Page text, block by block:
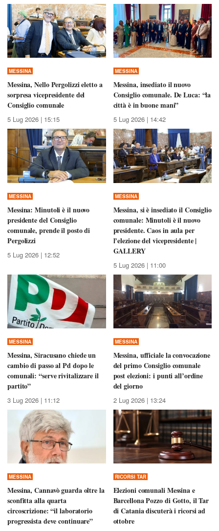
MESSINA
Messina, Nello Pergolizzi eletto a
sorpresa vicepresidente del
Consiglio comunale
5 Lug 2026 | 15:15
MESSINA
Messina, insediato il nuovo
Consiglio comunale. De Luca: “la
città è in buone mani”
5 Lug 2026 | 14:42
MESSINA
Messina: Minutoli è il nuovo
presidente del Consiglio
comunale, prende il posto di
Pergolizzi
5 Lug 2026 | 12:52
MESSINA
Messina, si è insediato il Consiglio
comunale: Minutoli è il nuovo
presidente. Caos in aula per
l’elezione del vicepresidente |
GALLERY
5 Lug 2026 | 11:00
MESSINA
Messina, Siracusano chiede un
cambio di passo al Pd dopo le
comunali: “serve rivitalizzare il
partito”
3 Lug 2026 | 11:12
MESSINA
Messina, ufficiale la convocazione
del primo Consiglio comunale
post elezioni: i punti all’ordine
del giorno
2 Lug 2026 | 13:24
MESSINA
Messina, Cannavò guarda oltre la
sconfitta alla quarta
circoscrizione: “il laboratorio
progressista deve continuare”
RICORSI TAR
Elezioni comunali Messina e
Barcellona Pozzo di Gotto, il Tar
di Catania discuterà i ricorsi ad
ottobre